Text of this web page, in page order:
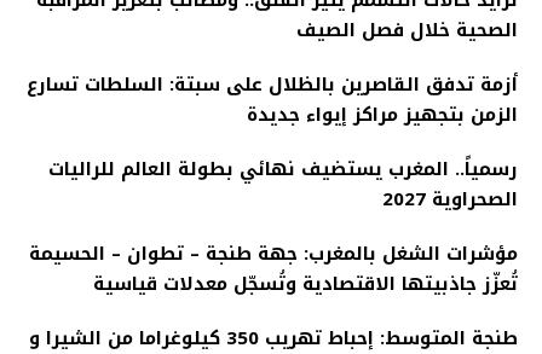
الصحية خلال فصل الصيف
أزمة تدفق القاصرين بالظلال على سبتة: السلطات تسارع
الزمن بتجهيز مراكز إيواء جديدة
رسمياً.. المغرب يستضيف نهائي بطولة العالم للراليات
الصحراوية 2027
مؤشرات الشغل بالمغرب: جهة طنجة – تطوان – الحسيمة
تُعزّز جاذبيتها الاقتصادية وتُسجّل معدلات قياسية
طنجة المتوسط: إحباط تهريب 350 كيلوغراما من الشيرا و